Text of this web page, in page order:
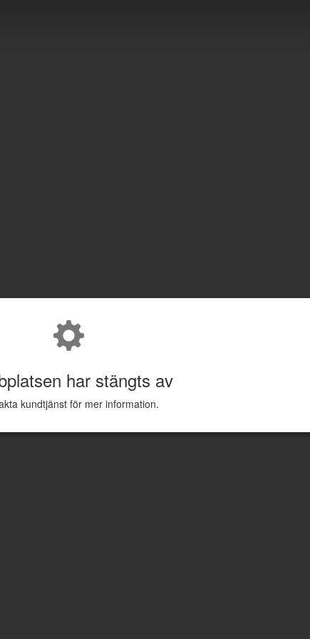
har stängts av
kundtjänst för mer information.